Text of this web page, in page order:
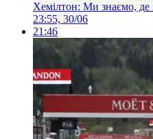
Хемілтон: Ми знаємо,
23:55, 30/06
21:46